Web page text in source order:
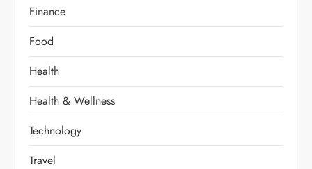
Finance
Food
Health
Health & Wellness
Technology
Travel